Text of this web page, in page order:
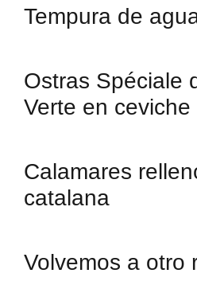
Tempura de
Ostras Spéciale
Verte en ceviche
Calamares
catalana
Volvemos a otro